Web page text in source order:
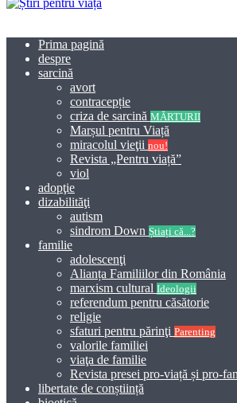
Prima pagină
despre
sarcină
avort
contracepție
criza de sarcină MĂRTURII
Marșul pentru Viață
miracolul vieţii nou!
Revista „Pentru viață”
viol
adopţie
dizabilităţi
autism
sindrom Down Știați că...?
familie
adolescenţi
Alianța Familiilor din România
marxism cultural Ideologii
referendum pentru căsătorie
religie
sfaturi pentru părinţi Parenting
valorile familiei
viaţa de familie
Revista presei pro-viață și pro-
libertate de conștiință